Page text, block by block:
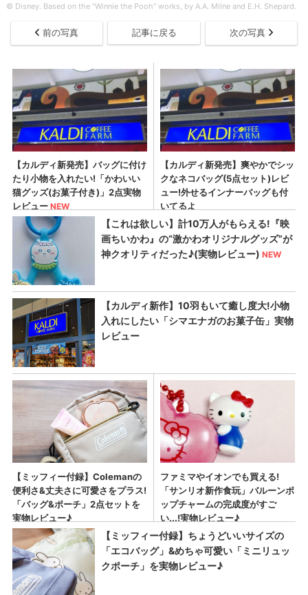
© Disney. Based on the "Winnie the Pooh" works, by A.A. Milne and E.H. Shepard.
前の写真 記事に戻る 次の写真